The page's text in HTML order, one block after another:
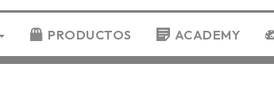
PRODUCTOS ACADEMY